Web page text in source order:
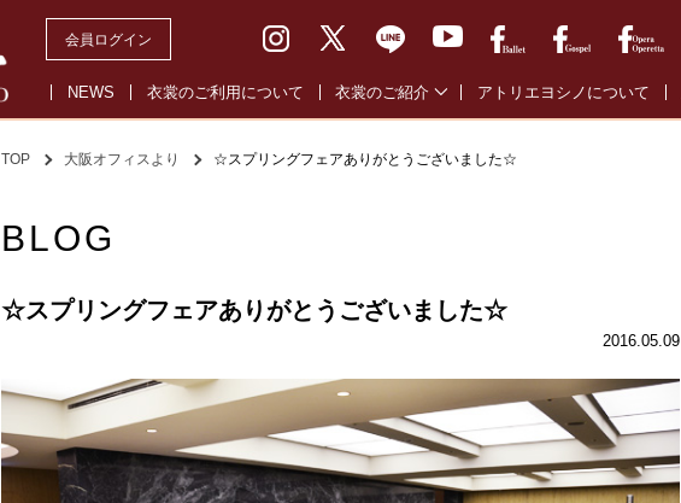
会員ログイン
NEWS 衣裳のご利用について 衣裳のご紹介 アトリエヨシノについて
TOP 大阪オフィスより ☆スプリングフェアありがとうございました☆
BLOG
☆スプリングフェアありがとうございました☆
2016.05.09